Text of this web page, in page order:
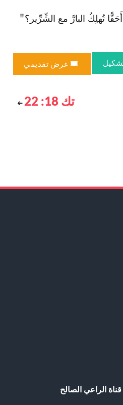
تُهلِكُ البارَّ مع الشِّرِّير؟"
عرض تقديمي
تك 18: 22
الراعي الصالح